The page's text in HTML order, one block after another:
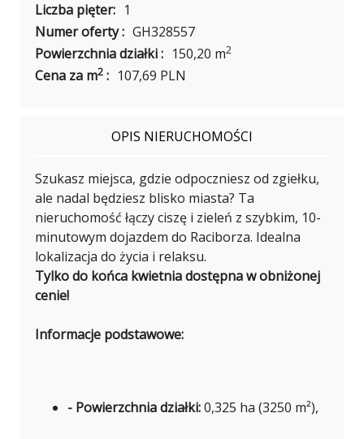
Liczba pięter: 1
Numer oferty : GH328557
Powierzchnia działki : 150,20 m2
Cena za m2 : 107,69 PLN
OPIS NIERUCHOMOŚCI
Szukasz miejsca, gdzie odpoczniesz od zgiełku,
ale nadal będziesz blisko miasta? Ta
nieruchomość łączy ciszę i zieleń z szybkim, 10-
minutowym dojazdem do Raciborza. Idealna
lokalizacja do życia i relaksu.
Tylko do końca kwietnia dostępna w obniżonej
cenie!
Informacje podstawowe:
- Powierzchnia działki:0,325 ha (3250 m²),